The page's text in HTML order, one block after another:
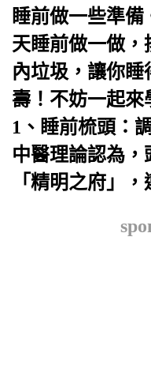
睡前做一些準
天睡前做一做，
內垃圾，讓你
壽！不妨一起來
1、睡前梳頭：
中醫理論認為，
「精明之府」